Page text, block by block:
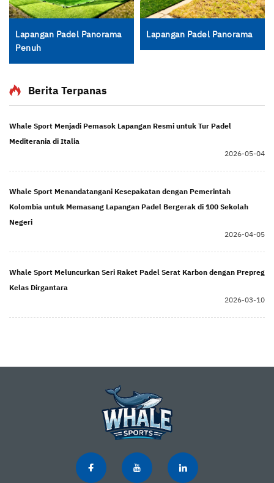
Lapangan Padel Panorama
Penuh
Lapangan Padel Panorama
Berita Terpanas
Whale Sport Menjadi Pemasok Lapangan Resmi untuk Tur Padel
Mediterania di Italia
2026-05-04
Whale Sport Menandatangani Kesepakatan dengan Pemerintah
Kolombia untuk Memasang Lapangan Padel Bergerak di 100 Sekolah
Negeri
2026-04-05
Whale Sport Meluncurkan Seri Raket Padel Serat Karbon dengan Prepreg
Kelas Dirgantara
2026-03-10